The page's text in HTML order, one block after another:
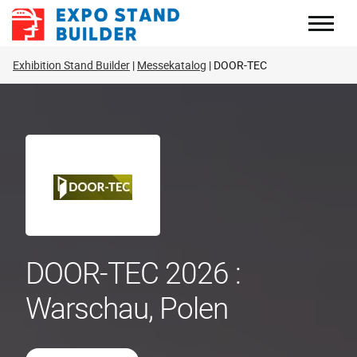
Zum
Inhalt
Exhibition Stand Builder Messekatalog DOOR-TEC
DOOR-TEC 2026 :
Warschau, Polen